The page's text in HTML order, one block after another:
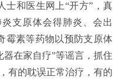
士和医生网上“开方”，真
支原体会得肺炎、会出
霉素等药物以预防支原体
器在家自疗”等谣言，抓住
有的耽误正常治疗，有的